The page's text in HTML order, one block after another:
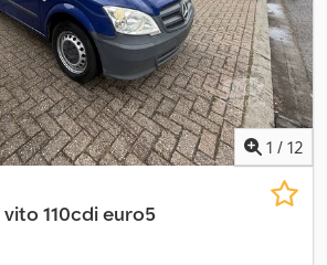
1 / 12
vito 110cdi euro5